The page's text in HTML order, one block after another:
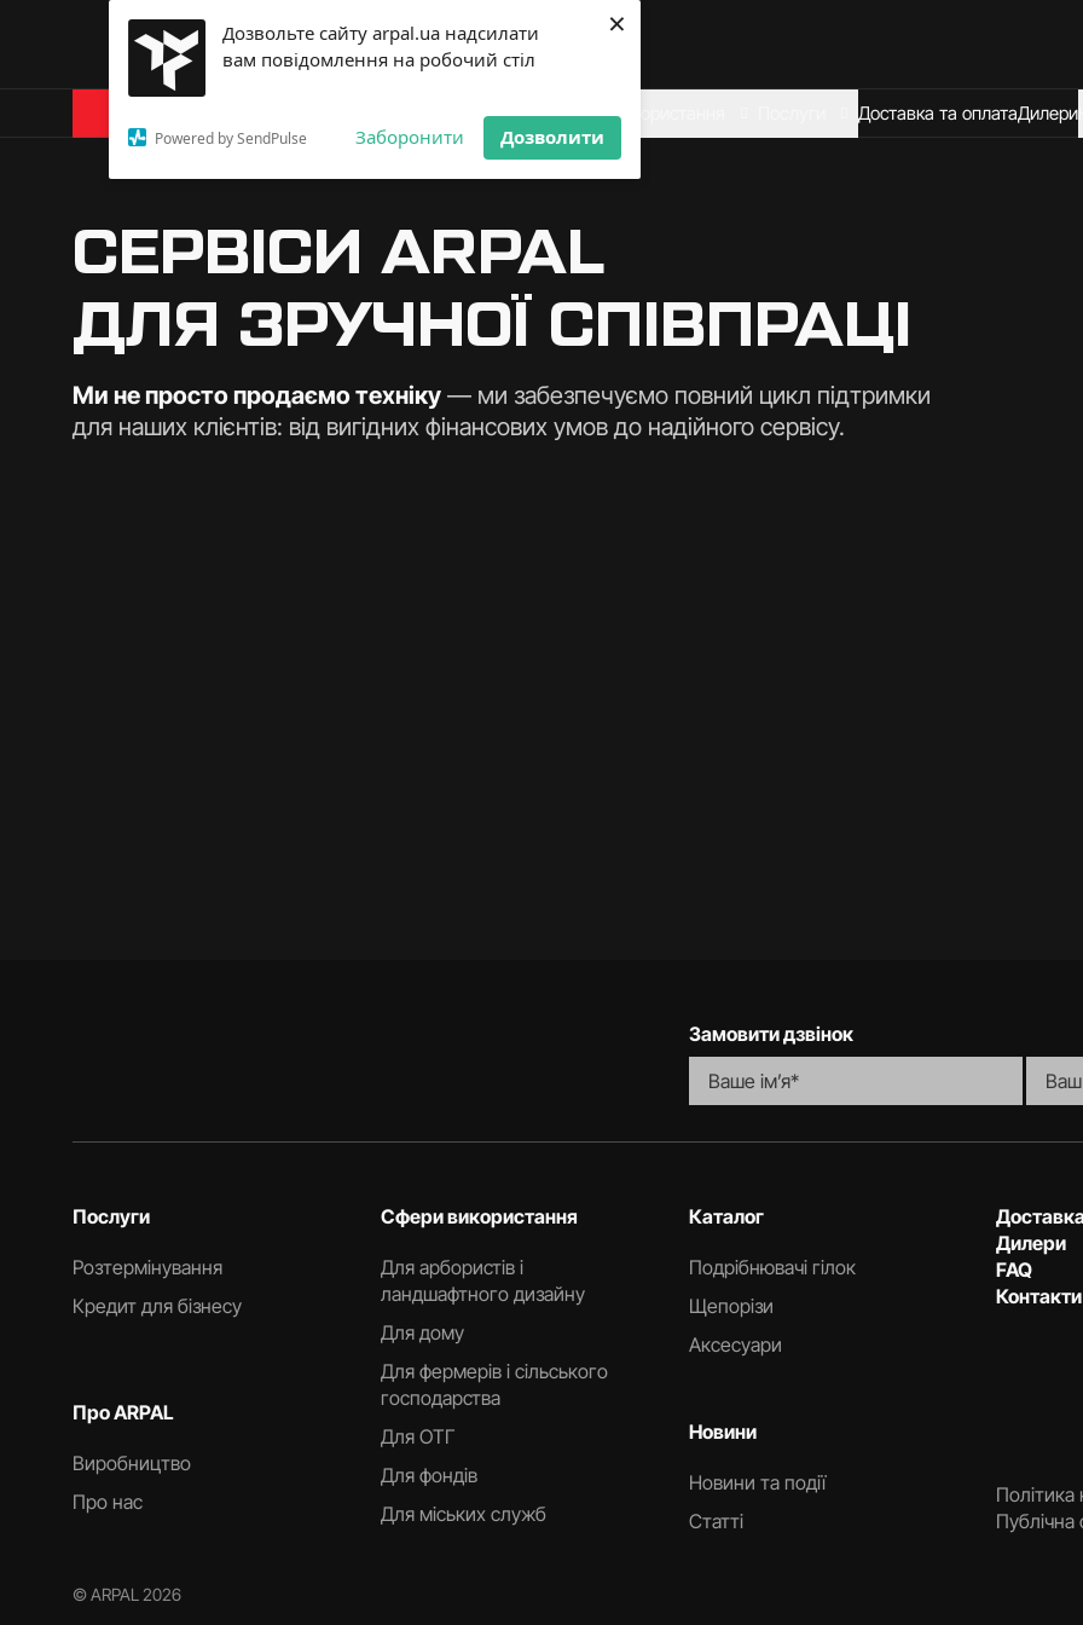
Дозвольте сайту arpal.ua надсилати
вам повідомлення на робочий стіл
Powered by SendPulse Заборонити Дозволити
×
We are looking for
Про Arpal Сфери використання Доставка та оплатаДилери
СЕРВІСИ ARPAL
ДЛЯ ЗРУЧНОЇ СПІВПРАЦІ
Ми не просто продаємо техніку — ми забезпечуємо повний цикл підтримки
для наших клієнтів: від вигідних фінансових умов до надійного сервісу.
Замовити дзвінок
Послуги
Розтермінування
Кредит для бізнесу
Про ARPAL
Виробництво
Про нас
Сфери використання
Для арбористів і
ландшафтного дизайну
Для дому
Для фермерів і сільського
господарства
Для ОТГ
Для фондів
Для міських служб
Каталог
Подрібнювачі гілок
Щепорізи
Аксесуари
Новини
Новини та події
Статті
Дилери
FAQ
Контакти
Політика
Публічна
© ARPAL 2026